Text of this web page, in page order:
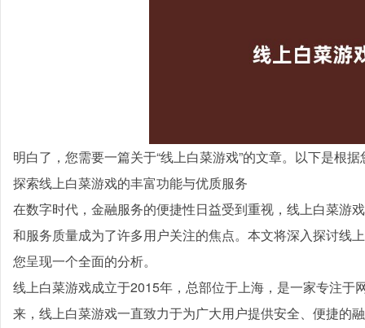
明白了，您需要一篇关于“线上白菜游戏”的文章。以下是根
探索线上白菜游戏的丰富功能与优质服务
在数字时代，金融服务的便捷性日益受到重视，线上白菜游
和服务质量成为了许多用户关注的焦点。本文将深入探讨线
您呈现一个全面的分析。
线上白菜游戏成立于2015年，总部位于上海，是一家专注于
来，线上白菜游戏一直致力于为广大用户提供安全、便捷的